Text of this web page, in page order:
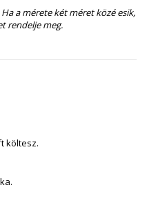
a mérete két méret közé esik,
rendelje meg.
költesz.